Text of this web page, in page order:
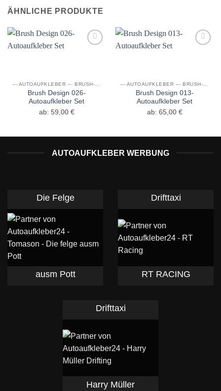
ÄHNLICHE PRODUKTE
Brush Design 026-
Autoaufkleber Set
ab: 59,00 €
Brush Design 013-
Autoaufkleber Set
ab: 65,00 €
AUTOAUFKLEBER WERBUNG
Die Felge
ausm Pott
Drifttaxi
RT RACING
Drifttaxi
Harry Müller